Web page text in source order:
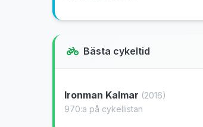
Bästa cykeltid
Ironman Kalmar (2016)
970:a på cykellistan